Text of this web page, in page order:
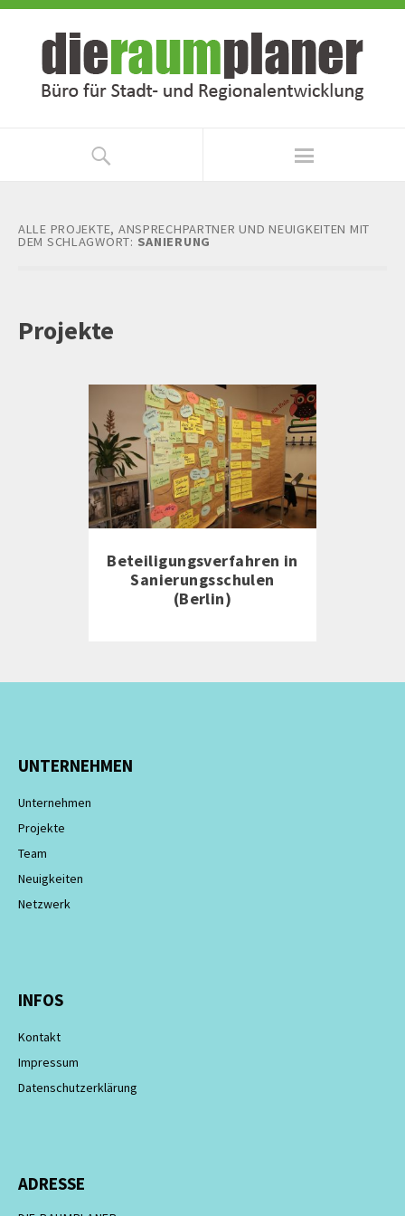
Zum
springen
Zur
springen
ALLE PROJEKTE, ANSPRECHPARTNER UND NEUIGKEITEN MIT
DEM SCHLAGWORT: SANIERUNG
Projekte
Beteiligungsverfahren in
Sanierungsschulen
(Berlin)
UNTERNEHMEN
Unternehmen
Projekte
Team
Neuigkeiten
Netzwerk
INFOS
Kontakt
Impressum
Datenschutzerklärung
ADRESSE